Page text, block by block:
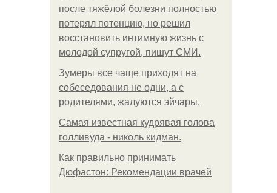
после тяжёлой болезни полностью
потерял потенцию, но решил
восстановить интимную жизнь с
молодой супругой, пишут СМИ.
Зумеры все чаще приходят на
собеседования не одни, а с
родителями, жалуются эйчары.
Самая известная кудрявая голова
голливуда - николь кидман.
Как правильно принимать
Дюфастон: Рекомендации врачей